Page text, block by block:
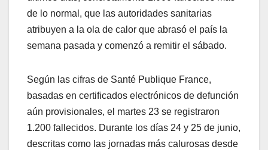
de lo normal, que las autoridades sanitarias
atribuyen a la ola de calor que abrasó el país la
semana pasada y comenzó a remitir el sábado.
Según las cifras de Santé Publique France,
basadas en certificados electrónicos de defunción
aún provisionales, el martes 23 se registraron
1.200 fallecidos. Durante los días 24 y 25 de junio,
descritas como las jornadas más calurosas desde